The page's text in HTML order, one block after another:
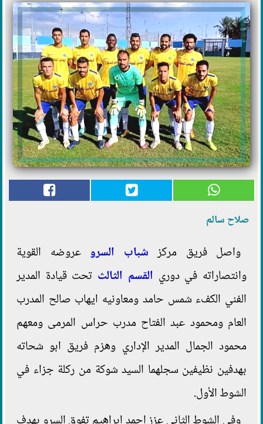
صلاح سالم
واصل فريق مركز شباب السرو عروضه القوية
وانتصاراته في دوري القسم الثالث تحت قيادة المدير
الفني الكفء شمس حامد ومعاونيه ايهاب صالح المدرب
العام ومحمود عبد الفتاح مدرب حراس المرمى ومعهم
محمود الجمال المدير الإداري وهزم فريق ابو شحاته
بهدفين نظيفين سجلهما السيد شوكة من ركلة جزاء في
الشوط الأول.